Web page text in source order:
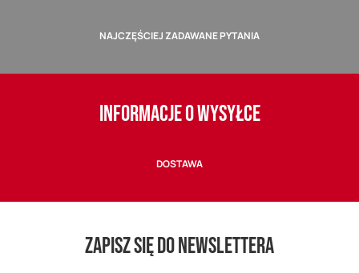
NAJCZĘŚCIEJ ZADAWANE PYTANIA
INFORMACJE O WYSYŁCE
DOSTAWA
ZAPISZ SIĘ DO NEWSLETTERA